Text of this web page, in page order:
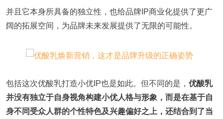
并且它本身所具备的独立性，也给品牌IP商业化提供了更广
阔的拓展空间，为品牌未来发展提供了无限的可能性。
包括这次优酸乳打造小优IP也是如此。但不同的是， 优酸乳
并没有独立于自身视角构建小优人格与形象，而是在基于自
身不同受众人群的个性特色及兴趣偏好之上，还结合到了当